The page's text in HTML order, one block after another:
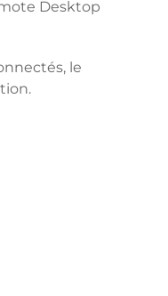
Desktop
le